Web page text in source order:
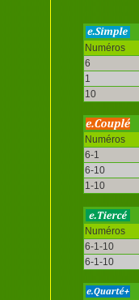
Numéros
6
1
10
Numéros
6-1
6-10
1-10
Numéros
6-1-10
6-1-10